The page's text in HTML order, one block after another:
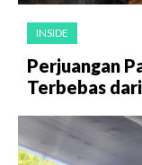
INSIDE
Perjuangan
Terbebas